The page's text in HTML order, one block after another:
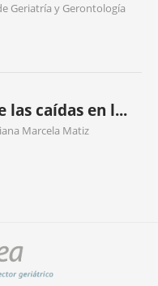
Geriatría y Gerontología
las caídas en l...
Marcela Matiz